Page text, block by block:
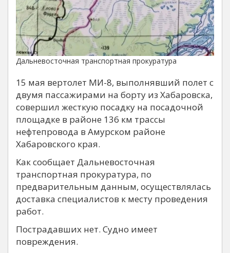
Дальневосточная транспортная прокуратура
15 мая вертолет МИ-8, выполнявший полет с
двумя пассажирами на борту из Хабаровска,
совершил жесткую посадку на посадочной
площадке в районе 136 км трассы
нефтепровода в Амурском районе
Хабаровского края.
Как сообщает Дальневосточная
транспортная прокуратура, по
предварительным данным, осуществлялась
доставка специалистов к месту проведения
работ.
Пострадавших нет. Судно имеет
повреждения.